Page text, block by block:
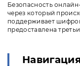
Безопасность
через который
поддерживает
предоставлена
Навигация